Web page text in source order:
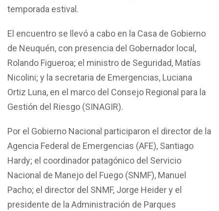
temporada estival.
El encuentro se llevó a cabo en la Casa de Gobierno
de Neuquén, con presencia del Gobernador local,
Rolando Figueroa; el ministro de Seguridad, Matías
Nicolini; y la secretaria de Emergencias, Luciana
Ortiz Luna, en el marco del Consejo Regional para la
Gestión del Riesgo (SINAGIR).
Por el Gobierno Nacional participaron el director de la
Agencia Federal de Emergencias (AFE), Santiago
Hardy; el coordinador patagónico del Servicio
Nacional de Manejo del Fuego (SNMF), Manuel
Pacho; el director del SNMF, Jorge Heider y el
presidente de la Administración de Parques